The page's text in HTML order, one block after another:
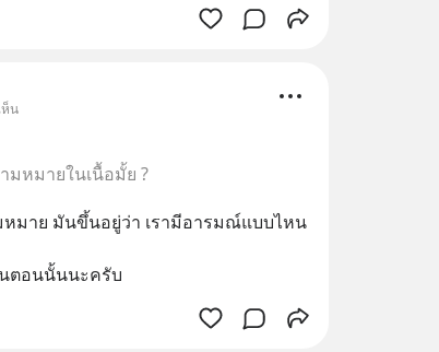
ห็น
มหมายในเนื้อมั้ย ?
มาย มันขึ้นอยู่ว่า เรามีอารมณ์แบบไหน
ตอนนั้นนะครับ